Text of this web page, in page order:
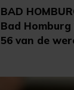
BAD
Bad
56 van de